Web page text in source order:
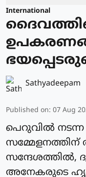
International
Sathyadeepam
Published on: 07 Aug
പെറുവില്‍
സന്ദേശത്തില്‍,
അനേകരുടെ